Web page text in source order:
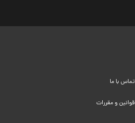
تماس با ما
قوانین و مقررات